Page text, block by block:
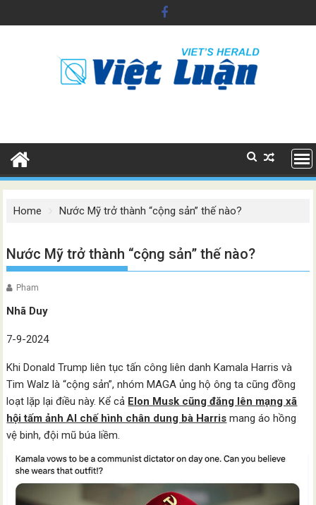
to
Home Nước Mỹ trở thành “cộng sản” thế nào?
Nước Mỹ trở thành “cộng sản” thế nào?
Pham
Nhã Duy
7-9-2024
Khi Donald Trump liên tục tấn công liên danh Kamala Harris và
Tim Walz là “cộng sản”, nhóm MAGA ủng hộ ông ta cũng đồng
loạt lặp lại điều này. Kể cả Elon Musk cũng đăng lên mạng xã
hội tấm ảnh AI chế hình chân dung bà Harris mang áo hồng
vệ binh, đội mũ búa liềm.